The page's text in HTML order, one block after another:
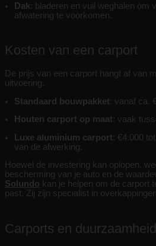
Dak: bladeren en vuil weghalen om
afwatering te voorkomen.
Kosten van een carport
De prijs van een carport hangt af van
uitvoering.
Standaard bouwpakket: vanaf ca.
Houten carport op maat: vaak
Luxe aluminium carport: €4.000
van de afwerking.
Hoewel de investering kan oplopen,
bescherming van je auto en de
Solundo kan je helpen om de carport
past. Zij zijn specialist in
Carports en duurzaamheid